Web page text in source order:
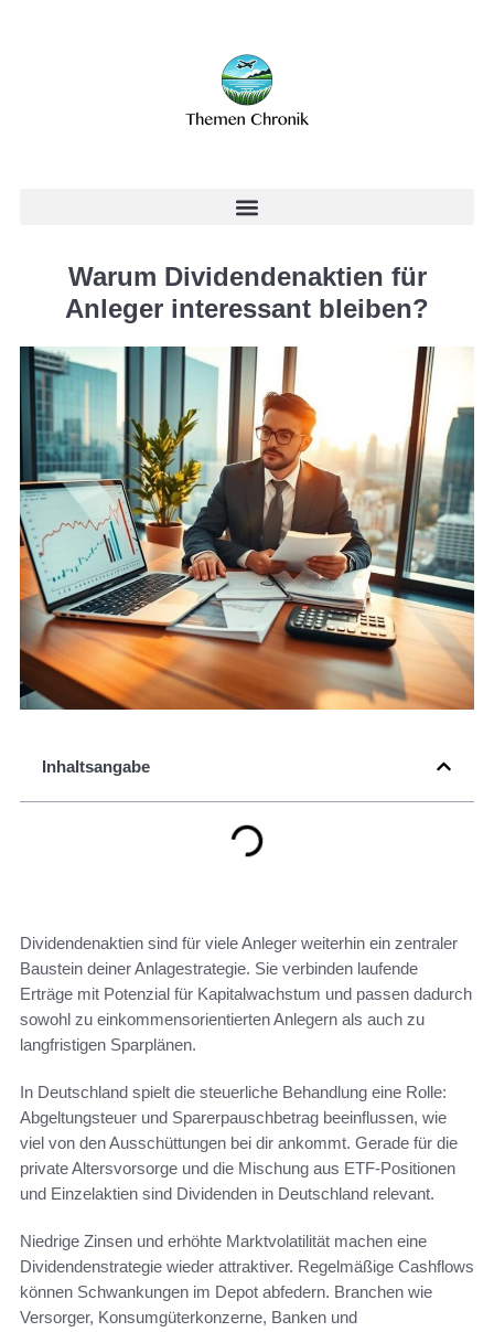
Warum Dividendenaktien für
Anleger interessant bleiben?
Inhaltsangabe
Dividendenaktien sind für viele Anleger weiterhin ein zentraler
Baustein deiner Anlagestrategie. Sie verbinden laufende
Erträge mit Potenzial für Kapitalwachstum und passen dadurch
sowohl zu einkommensorientierten Anlegern als auch zu
langfristigen Sparplänen.
In Deutschland spielt die steuerliche Behandlung eine Rolle:
Abgeltungsteuer und Sparerpauschbetrag beeinflussen, wie
viel von den Ausschüttungen bei dir ankommt. Gerade für die
private Altersvorsorge und die Mischung aus ETF-Positionen
und Einzelaktien sind Dividenden in Deutschland relevant.
Niedrige Zinsen und erhöhte Marktvolatilität machen eine
Dividendenstrategie wieder attraktiver. Regelmäßige Cashflows
können Schwankungen im Depot abfedern. Branchen wie
Versorger, Konsumgüterkonzerne, Banken und